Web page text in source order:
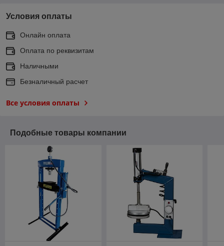
Условия оплаты
Онлайн оплата
Оплата по реквизитам
Наличными
Безналичный расчет
Все условия оплаты
Подобные товары компании